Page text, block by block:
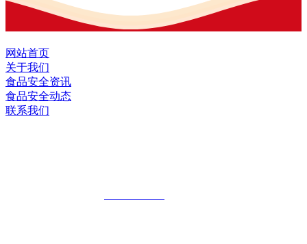
网站首页
关于我们
食品安全资讯
食品安全动态
联系我们